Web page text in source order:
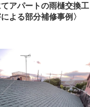
アパートの雨樋交換工
よる部分補修事例〉